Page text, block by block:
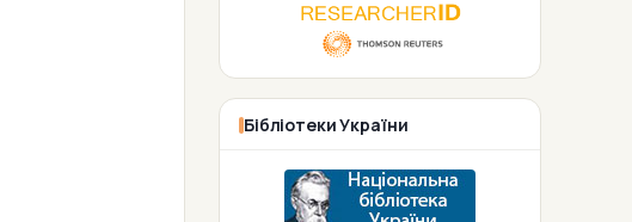
Бібліотеки України